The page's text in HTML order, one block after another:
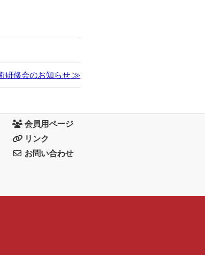
研修会のお知らせ ≫
会員用ページ
リンク
お問い合わせ